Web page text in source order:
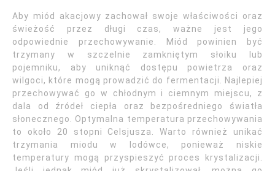
Aby miód akacjowy zachował swoje właściwości oraz
świeżość przez długi czas, ważne jest jego
odpowiednie przechowywanie. Miód powinien być
trzymany w szczelnie zamkniętym słoiku lub
pojemniku, aby uniknąć dostępu powietrza oraz
wilgoci, które mogą prowadzić do fermentacji. Najlepiej
przechowywać go w chłodnym i ciemnym miejscu, z
dala od źródeł ciepła oraz bezpośredniego światła
słonecznego. Optymalna temperatura przechowywania
to około 20 stopni Celsjusza. Warto również unikać
trzymania miodu w lodówce, ponieważ niskie
temperatury mogą przyspieszyć proces krystalizacji.